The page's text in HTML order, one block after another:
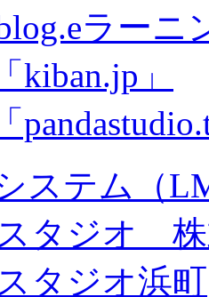
ラーニ
kiban.jp」
ステム（
タジオ 株
タジオ浜町